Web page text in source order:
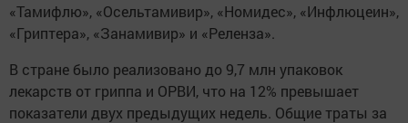
«Тамифлю», «Осельтамивир», «Номидес», «Инфлюцеин»,
«Гриптера», «Занамивир» и «Реленза».
В стране было реализовано до 9,7 млн упаковок
лекарств от гриппа и ОРВИ, что на 12% превышает
показатели двух предыдущих недель. Общие траты за